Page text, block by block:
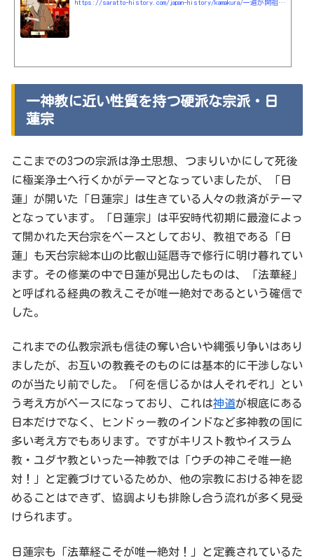
https://saratto-history.com/japan-history/kamakura/一遍が開祖とされる芸能分野にも貢献した時宗
一神教に近い性質を持つ硬派な宗派・日
蓮宗
ここまでの3つの宗派は浄土思想、つまりいかにして死後
に極楽浄土へ行くかがテーマとなっていましたが、「日
蓮」が開いた「日蓮宗」は生きている人々の救済がテーマ
となっています。「日蓮宗」は平安時代初期に最澄によっ
て開かれた天台宗をベースとしており、教祖である「日
蓮」も天台宗総本山の比叡山延暦寺で修行に明け暮れてい
ます。その修業の中で日蓮が見出したものは、「法華経」
と呼ばれる経典の教えこそが唯一絶対であるという確信で
した。
これまでの仏教宗派も信徒の奪い合いや縄張り争いはあり
ましたが、お互いの教義そのものには基本的に干渉しない
のが当たり前でした。「何を信じるかは人それぞれ」とい
う考え方がベースになっており、これは神道が根底にある
日本だけでなく、ヒンドゥー教のインドなど多神教の国に
多い考え方でもあります。ですがキリスト教やイスラム
教・ユダヤ教といった一神教では「ウチの神こそ唯一絶
対！」と定義づけているためか、他の宗教における神を認
めることはできず、協調よりも排除し合う流れが多く見受
けられます。
日蓮宗も「法華経こそが唯一絶対！」と定義されているた